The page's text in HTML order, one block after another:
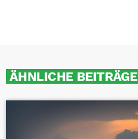
ÄHNLICHE BEITRÄGE